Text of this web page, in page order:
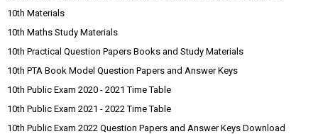
10th Materials
10th Maths Study Materials
10th Practical Question Papers Books and Study Materials
10th PTA Book Model Question Papers and Answer Keys
10th Public Exam 2020 - 2021 Time Table
10th Public Exam 2021 - 2022 Time Table
10th Public Exam 2022 Question Papers and Answer Keys Download